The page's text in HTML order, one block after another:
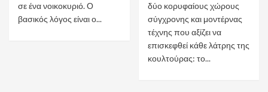
σε ένα νοικοκυριό. Ο
βασικός λόγος είναι ο...
δύο κορυφαίους χώρους
σύγχρονης και μοντέρνας
τέχνης που αξίζει να
επισκεφθεί κάθε λάτρης της
κουλτούρας: το...